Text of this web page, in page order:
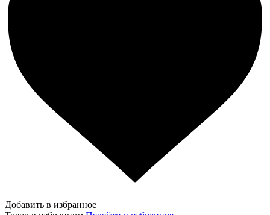
Добавить в избранное